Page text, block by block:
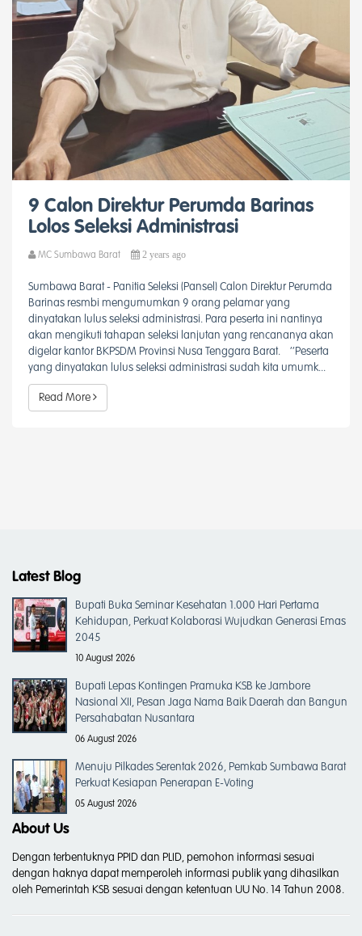
9 Calon Direktur Perumda Barinas
Lolos Seleksi Administrasi
MC Sumbawa Barat 2 years ago
Sumbawa Barat - Panitia Seleksi (Pansel) Calon Direktur Perumda
Barinas resmbi mengumumkan 9 orang pelamar yang
dinyatakan lulus seleksi administrasi. Para peserta ini nantinya
akan mengikuti tahapan seleksi lanjutan yang rencananya akan
digelar kantor BKPSDM Provinsi Nusa Tenggara Barat. ‘’Peserta
yang dinyatakan lulus seleksi administrasi sudah kita umumk...
Read More
Latest Blog
Bupati Buka Seminar Kesehatan 1.000 Hari Pertama
Kehidupan, Perkuat Kolaborasi Wujudkan Generasi Emas
2045
10 August 2026
Bupati Lepas Kontingen Pramuka KSB ke Jambore
Nasional XII, Pesan Jaga Nama Baik Daerah dan Bangun
Persahabatan Nusantara
06 August 2026
Menuju Pilkades Serentak 2026, Pemkab Sumbawa Barat
Perkuat Kesiapan Penerapan E-Voting
05 August 2026
About Us
Dengan terbentuknya PPID dan PLID, pemohon informasi sesuai
dengan haknya dapat memperoleh informasi publik yang dihasilkan
oleh Pemerintah KSB sesuai dengan ketentuan UU No. 14 Tahun 2008.